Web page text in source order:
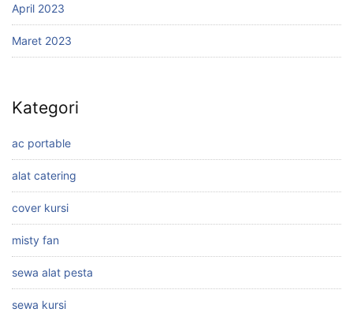
April 2023
Maret 2023
Kategori
ac portable
alat catering
cover kursi
misty fan
sewa alat pesta
sewa kursi